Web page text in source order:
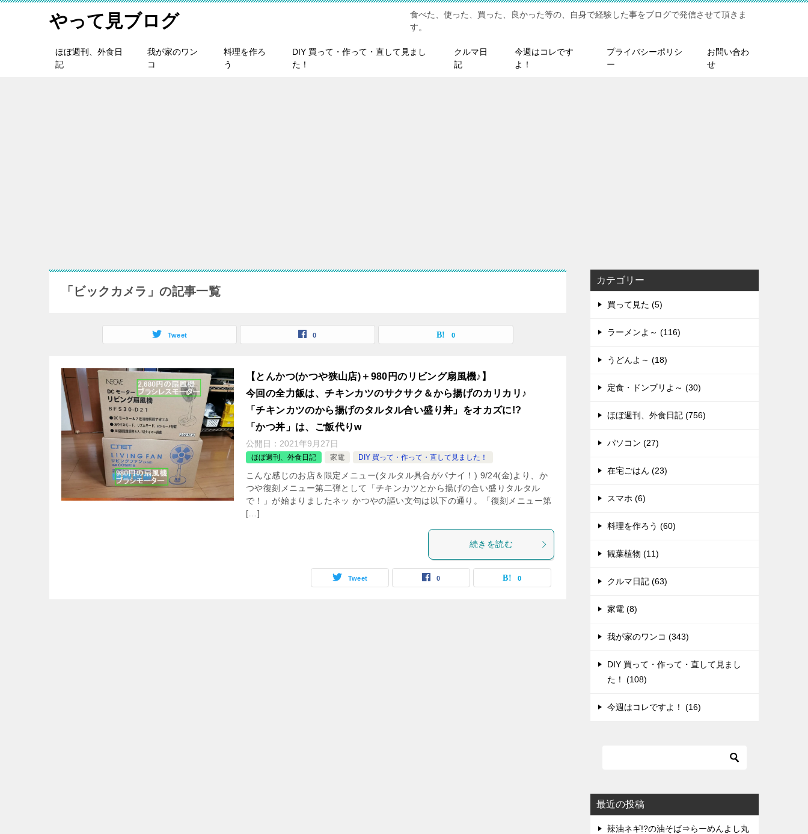
やって見ブログ
食べた、使った、買った、良かった等の、自身で経験した事をブログで発信させて頂きま
す。
ほぼ週刊、外食日
記
我が家のワン
コ
料理を作ろ
う
DIY 買って・作って・直して見まし
た！
クルマ日
記
今週はコレです
よ！
プライバシーポリシ
ー
お問い合わ
せ
「ビックカメラ」の記事一覧
Tweet 0 0
【とんかつ(かつや狭山店)＋980円のリビング扇風機♪】
今回の全力飯は、チキンカツのサクサク＆から揚げのカリカリ♪
「チキンカツのから揚げのタルタル合い盛り丼」をオカズに!?
「かつ丼」は、ご飯代りw
公開日： 2021年9月27日
ほぼ週刊、外食日記 家電 DIY 買って・作って・直して見ました！
こんな感じのお店＆限定メニュー(タルタル具合がパナイ！) 9/24(金)より、か
つや復刻メニュー第二弾として「チキンカツとから揚げの合い盛りタルタル
で！」が始まりましたネッ かつやの謳い文句は以下の通り。「復刻メニュー第
[…]
続きを読む
Tweet 0 0
カテゴリー
買って見た (5)
ラーメンよ～ (116)
うどんよ～ (18)
定食・ドンブリよ～ (30)
ほぼ週刊、外食日記 (756)
パソコン (27)
在宅ごはん (23)
スマホ (6)
料理を作ろう (60)
観葉植物 (11)
クルマ日記 (63)
家電 (8)
我が家のワンコ (343)
DIY 買って・作って・直して見まし
た！ (108)
今週はコレですよ！ (16)
最近の投稿
辣油ネギ!?の油そば⇒らーめんよし丸